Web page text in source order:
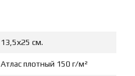
13,5х25 см.
Атлас плотный 150 г/м²